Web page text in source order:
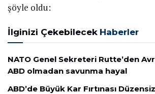
şöyle oldu:
İlginizi Çekebilecek Haberler
NATO Genel Sekreteri Rutte’den
ABD olmadan savunma hayal
ABD’de Büyük Kar Fırtınası